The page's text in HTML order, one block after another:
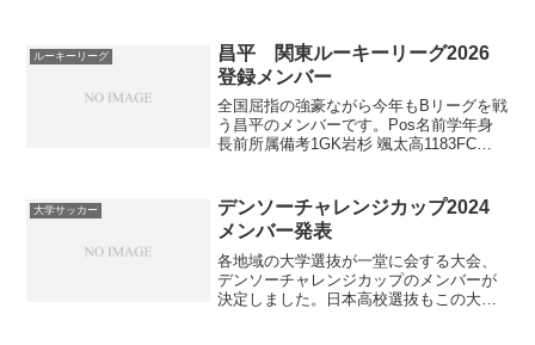
を決めて沼津東が先制するも、終盤の後
半38分に桑...
ルーキーリーグ
昌平 関東ルーキーリーグ2026
登録メンバー
全国屈指の強豪ながら今年もBリーグを戦
う昌平のメンバーです。Pos名前学年身
長前所属備考1GK岩杉 颯太高1183FC
テピコ沖縄4G...
大学サッカー
デンソーチャレンジカップ2024
メンバー発表
各地域の大学選抜が一堂に会する大会、
デンソーチャレンジカップのメンバーが
決定しました。日本高校選抜もこの大会